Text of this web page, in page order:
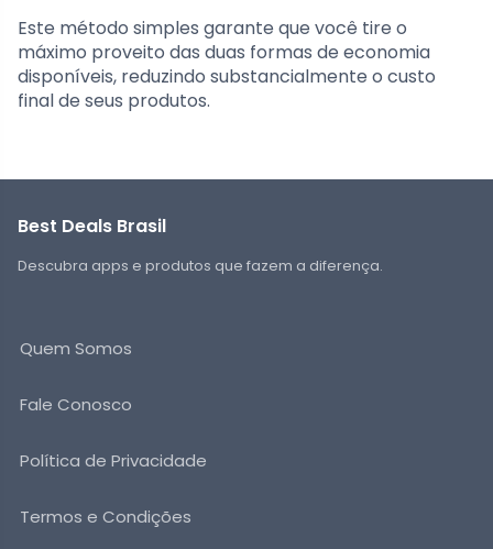
Este método simples garante que você tire o
máximo proveito das duas formas de economia
disponíveis, reduzindo substancialmente o custo
final de seus produtos.
Best Deals Brasil
Descubra apps e produtos que fazem a diferença.
Quem Somos
Fale Conosco
Política de Privacidade
Termos e Condições